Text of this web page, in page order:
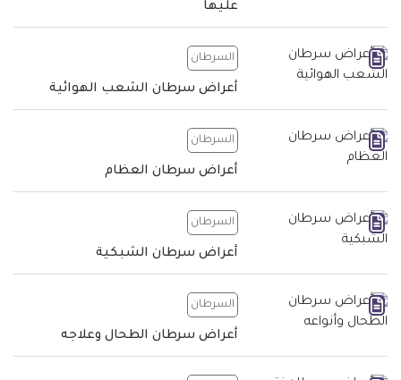
عليها
السرطان
أعراض سرطان الشعب الهوائية
السرطان
أعراض سرطان العظام
السرطان
أعراض سرطان الشبكية
السرطان
أعراض سرطان الطحال وعلاجه